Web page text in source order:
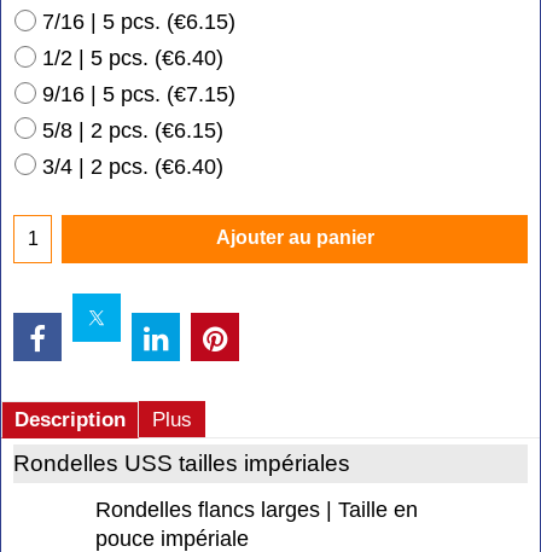
7/16 | 5 pcs. (€6.15)
1/2 | 5 pcs. (€6.40)
9/16 | 5 pcs. (€7.15)
5/8 | 2 pcs. (€6.15)
3/4 | 2 pcs. (€6.40)
Ajouter au panier
Description Plus
Rondelles USS tailles impériales
Rondelles flancs larges | Taille en
pouce impériale